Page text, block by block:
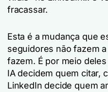
fracassar.
Esta é a mudança que
seguidores não fazem
fazem. É por meio
IA decidem quem citar,
LinkedIn decide quem